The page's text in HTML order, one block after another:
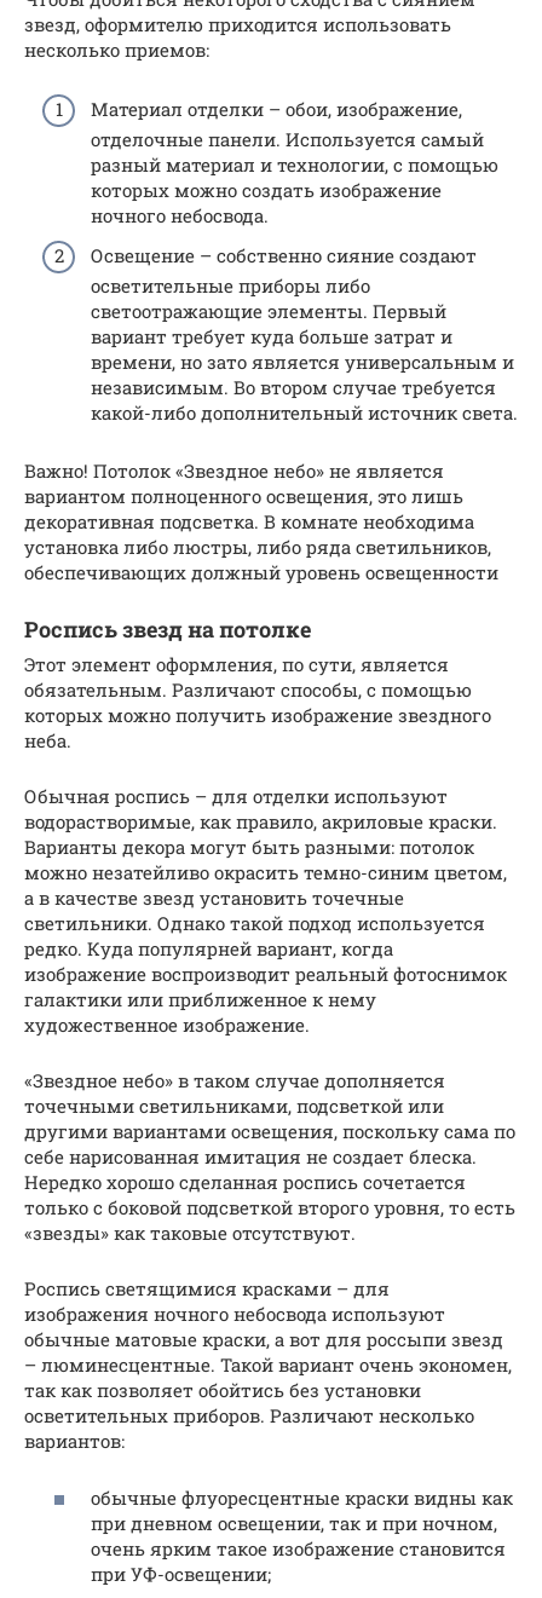
звезд, оформителю приходится использовать
несколько приемов:
Материал отделки – обои, изображение,
отделочные панели. Используется самый
разный материал и технологии, с помощью
которых можно создать изображение
ночного небосвода.
Освещение – собственно сияние создают
осветительные приборы либо
светоотражающие элементы. Первый
вариант требует куда больше затрат и
времени, но зато является универсальным и
независимым. Во втором случае требуется
какой-либо дополнительный источник света.
Важно! Потолок «Звездное небо» не является
вариантом полноценного освещения, это лишь
декоративная подсветка. В комнате необходима
установка либо люстры, либо ряда светильников,
обеспечивающих должный уровень освещенности
Роспись звезд на потолке
Этот элемент оформления, по сути, является
обязательным. Различают способы, с помощью
которых можно получить изображение звездного
неба.
Обычная роспись – для отделки используют
водорастворимые, как правило, акриловые краски.
Варианты декора могут быть разными: потолок
можно незатейливо окрасить темно-синим цветом,
а в качестве звезд установить точечные
светильники. Однако такой подход используется
редко. Куда популярней вариант, когда
изображение воспроизводит реальный фотоснимок
галактики или приближенное к нему
художественное изображение.
«Звездное небо» в таком случае дополняется
точечными светильниками, подсветкой или
другими вариантами освещения, поскольку сама по
себе нарисованная имитация не создает блеска.
Нередко хорошо сделанная роспись сочетается
только с боковой подсветкой второго уровня, то есть
«звезды» как таковые отсутствуют.
Роспись светящимися красками – для
изображения ночного небосвода используют
обычные матовые краски, а вот для россыпи звезд
– люминесцентные. Такой вариант очень экономен,
так как позволяет обойтись без установки
осветительных приборов. Различают несколько
вариантов:
обычные флуоресцентные краски видны как
при дневном освещении, так и при ночном,
очень ярким такое изображение становится
при УФ-освещении;